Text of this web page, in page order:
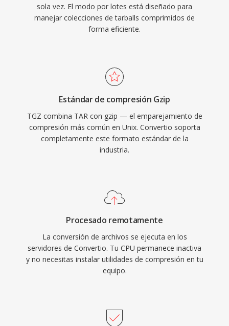
sola vez. El modo por lotes está diseñado para
manejar colecciones de tarballs comprimidos de
forma eficiente.
Estándar de compresión Gzip
TGZ combina TAR con gzip — el emparejamiento de
compresión más común en Unix. Convertio soporta
completamente este formato estándar de la
industria.
Procesado remotamente
La conversión de archivos se ejecuta en los
servidores de Convertio. Tu CPU permanece inactiva
y no necesitas instalar utilidades de compresión en tu
equipo.